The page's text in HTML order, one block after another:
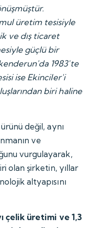
üretim tesisiyle
ve dış ticaret
güçlü bir
1983'te
ise Ekinciler'i
biri haline
değil, aynı
ve
vurgulayarak,
olan şirketin, yıllar
altyapısını
çelik üretimi ve 1,3